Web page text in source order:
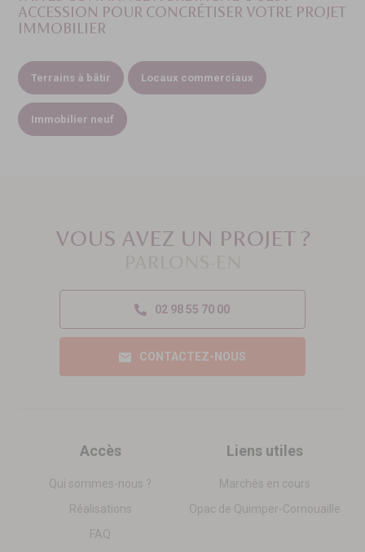
ACCESSION POUR CONCRÉTISER VOTRE PROJET
IMMOBILIER
Terrains à bâtir Locaux commerciaux
Immobilier neuf
VOUS AVEZ UN PROJET ?
02 98 55 70 00
CONTACTEZ-NOUS
Accès
Qui sommes-nous ?
Réalisations
FAQ
Liens utiles
Marchés en cours
Opac de Quimper-Cornouaille